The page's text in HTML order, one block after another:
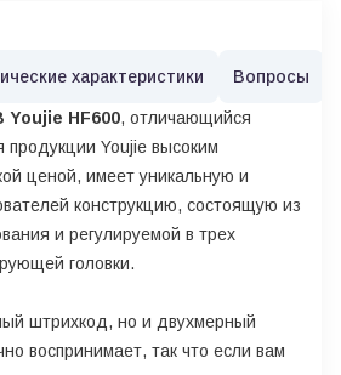
характеристики Вопросы
Youjie HF600, отличающийся
Youjie высоким
ценой, имеет уникальную и
конструкцию, состоящую из
и регулируемой в трех
головки.
штрихкод, но и двухмерный
воспринимает, так что если вам